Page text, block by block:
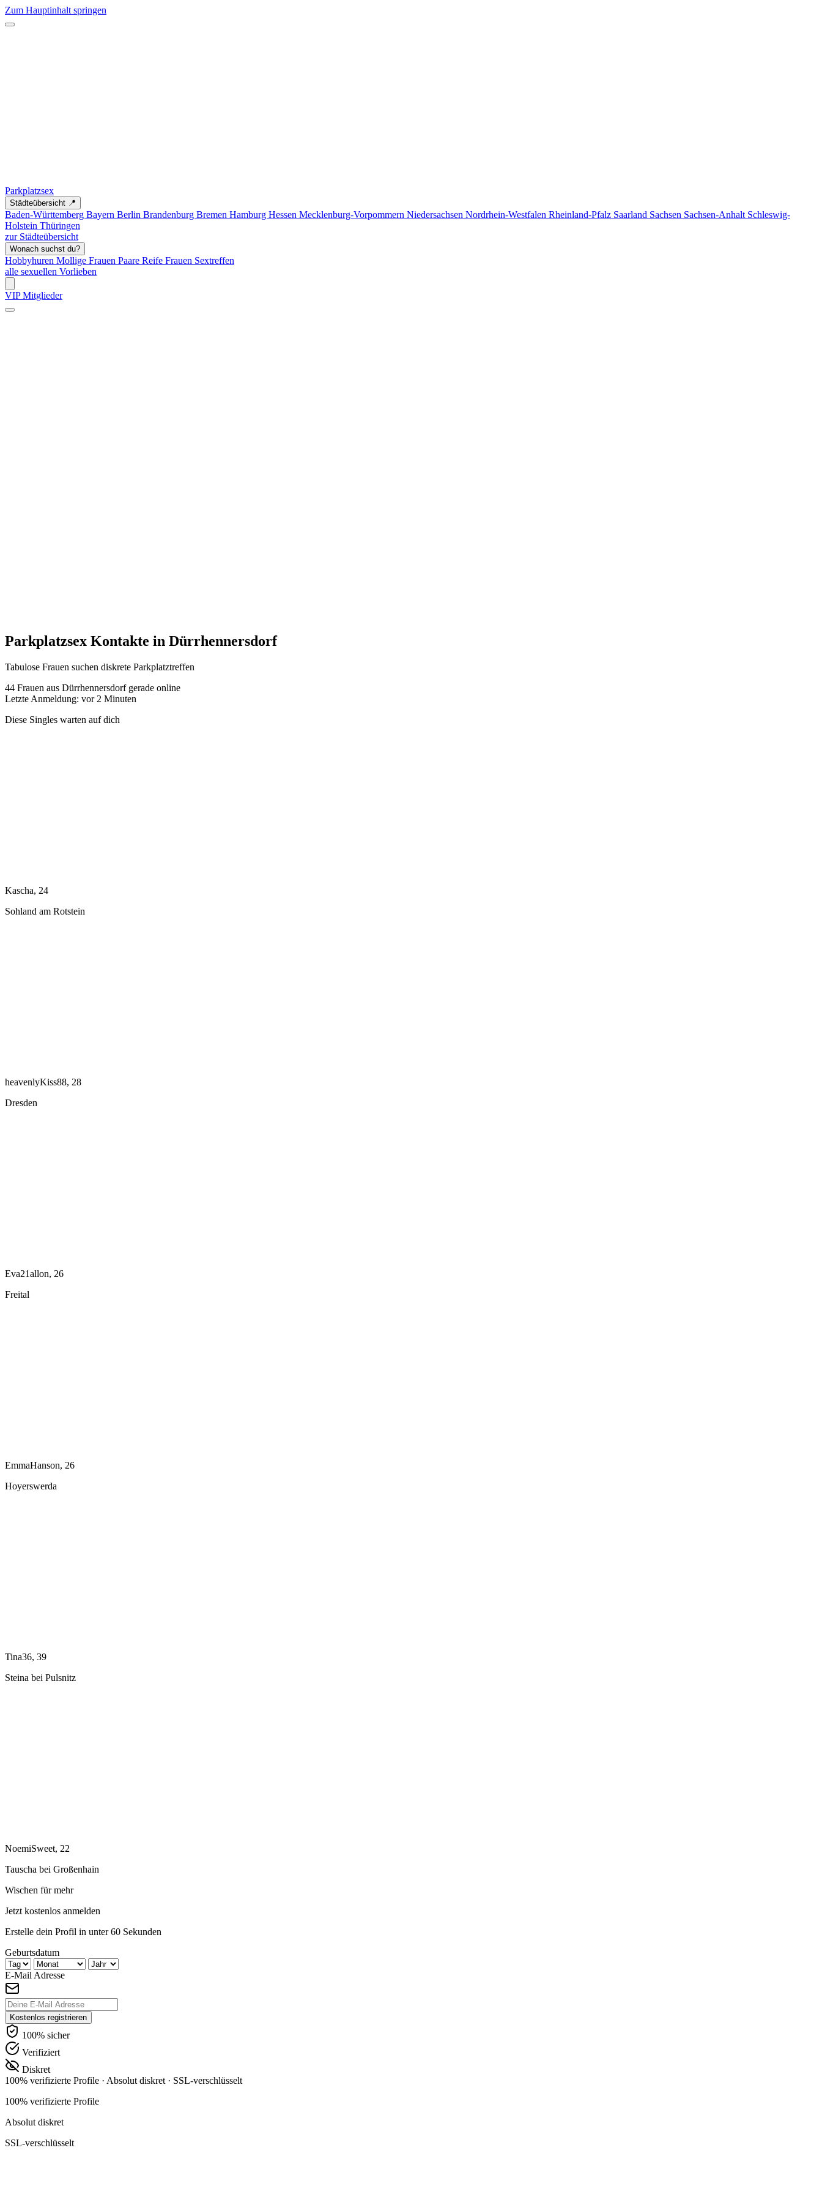
Zum Hauptinhalt springen
Parkplatzsex
Städteübersicht 📍
Baden-Württemberg Bayern Berlin Brandenburg Bremen Hamburg Hessen Mecklenburg-Vorpommern Niedersachsen Nordrhein-Westfalen Rheinland-Pfalz Saarland Sachsen Sachsen-Anhalt Schleswig-
Holstein Thüringen
zur Städteübersicht
Wonach suchst du?
Hobbyhuren Mollige Frauen Paare Reife Frauen Sextreffen
alle sexuellen Vorlieben
VIP Mitglieder
Parkplatzsex Kontakte in Dürrhennersdorf
Tabulose Frauen suchen diskrete Parkplatztreffen
44 Frauen aus Dürrhennersdorf gerade online
Letzte Anmeldung: vor 2 Minuten
Diese Singles warten auf dich
Kascha, 24
Sohland am Rotstein
heavenlyKiss88, 28
Dresden
Eva21allon, 26
Freital
EmmaHanson, 26
Hoyerswerda
Tina36, 39
Steina bei Pulsnitz
NoemiSweet, 22
Tauscha bei Großenhain
Wischen für mehr
Jetzt kostenlos anmelden
Erstelle dein Profil in unter 60 Sekunden
Geburtsdatum
E-Mail Adresse
Kostenlos registrieren
100% sicher
Verifiziert
Diskret
100% verifizierte Profile · Absolut diskret · SSL-verschlüsselt
100% verifizierte Profile
Absolut diskret
SSL-verschlüsselt